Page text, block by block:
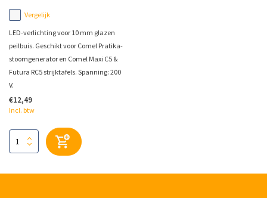
Vergelijk
LED-verlichting voor 10 mm glazen
peilbuis. Geschikt voor Comel Pratika-
stoomgenerator en Comel Maxi C5 &
Futura RC5 strijktafels. Spanning: 200
V.
€12,49
Incl. btw